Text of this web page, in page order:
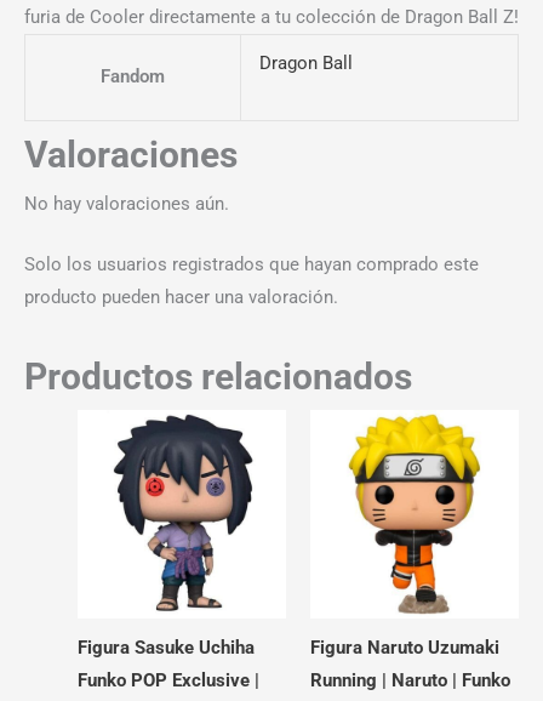
furia de Cooler directamente a tu colección de Dragon Ball Z!
Fandom
Dragon Ball
Valoraciones
No hay valoraciones aún.
Solo los usuarios registrados que hayan comprado este
producto pueden hacer una valoración.
Productos relacionados
Figura Sasuke Uchiha
Funko POP Exclusive |
Figura Naruto Uzumaki
Running | Naruto | Funko